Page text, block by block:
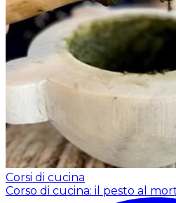
Corsi di cucina
Corso di cucina: il pesto al